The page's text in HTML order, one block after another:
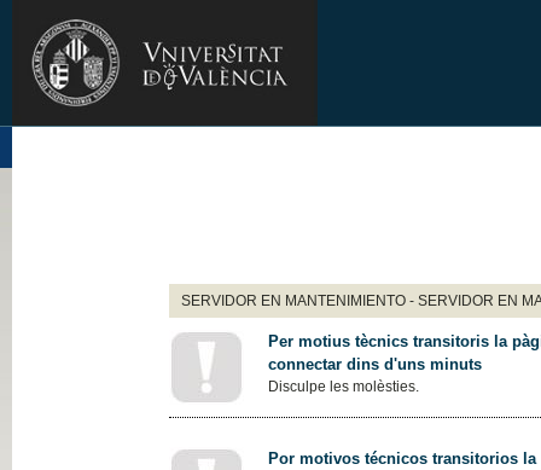
SERVIDOR EN MANTENIMIENTO - SERVIDOR EN
Per motius tècnics transitoris la
connectar dins d'uns minuts
Disculpe les molèsties.
Por motivos técnicos transitorios